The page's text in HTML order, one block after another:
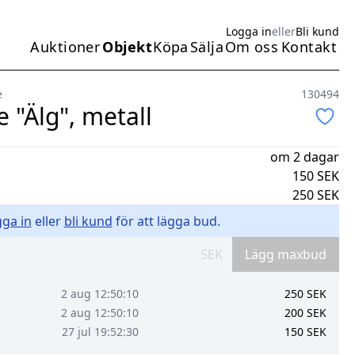
Logga inellerBli kund
Huvudmeny
AuktionerObjektKöpa SäljaOm oss Kontakt
130494
"Älg", metall
om 2 dagar
150SEK
250SEK
in eller bli kund för att lägga bud.
SEK
Lägg maxbud
2 aug 12:50:10 250 SEK
2 aug 12:50:10
200 SEK
27 jul 19:52:30
150 SEK